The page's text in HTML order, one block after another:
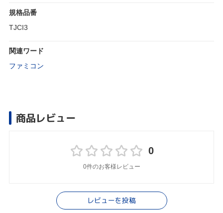
規格品番
TJCI3
関連ワード
ファミコン
商品レビュー
0
0件のお客様レビュー
レビューを投稿